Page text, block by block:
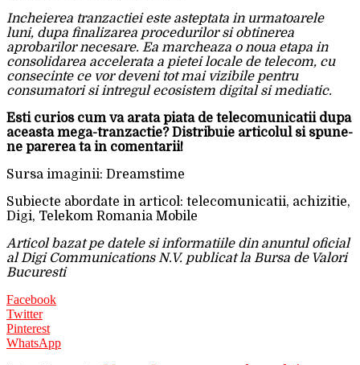
Incheierea tranzactiei este asteptata in urmatoarele
luni, dupa finalizarea procedurilor si obtinerea
aprobarilor necesare. Ea marcheaza o noua etapa in
consolidarea accelerata a pietei locale de telecom, cu
consecinte ce vor deveni tot mai vizibile pentru
consumatori si intregul ecosistem digital si mediatic.
Esti curios cum va arata piata de telecomunicatii dupa
aceasta mega-tranzactie? Distribuie articolul si spune-
ne parerea ta in comentarii!
Sursa imaginii: Dreamstime
Subiecte abordate in articol: telecomunicatii, achizitie,
Digi, Telekom Romania Mobile
Articol bazat pe datele si informatiile din anuntul oficial
al Digi Communications N.V. publicat la Bursa de Valori
Bucuresti
Facebook
Twitter
Pinterest
WhatsApp